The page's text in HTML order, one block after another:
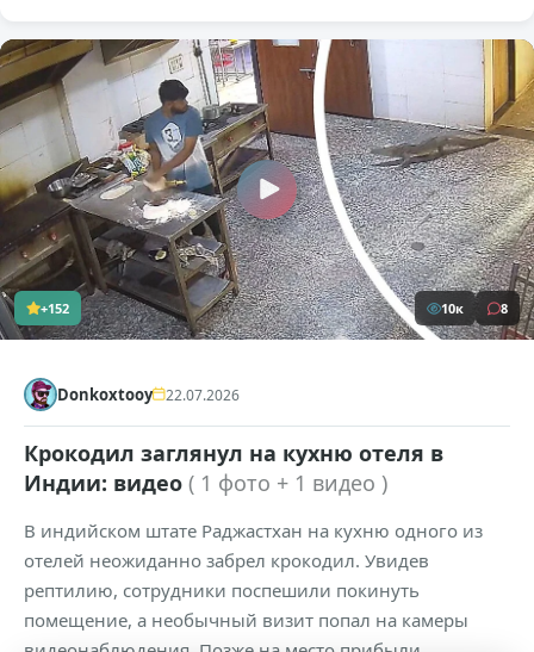
+152 10к 8
Donkoxtooy 22.07.2026
Крокодил заглянул на кухню отеля в
Индии: видео ( 1 фото + 1 видео )
В индийском штате Раджастхан на кухню одного из
отелей неожиданно забрел крокодил. Увидев
рептилию, сотрудники поспешили покинуть
помещение, а необычный визит попал на камеры